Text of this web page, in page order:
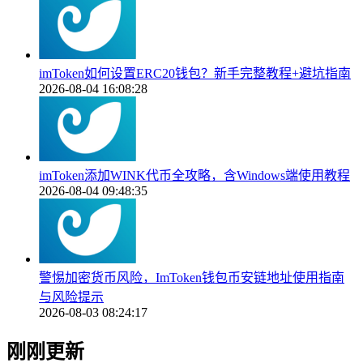
imToken如何设置ERC20钱包？新手完整教程+避坑指南
2026-08-04 16:08:28
imToken添加WINK代币全攻略，含Windows端使用教程
2026-08-04 09:48:35
警惕加密货币风险，ImToken钱包币安链地址使用指南
与风险提示
2026-08-03 08:24:17
刚刚更新